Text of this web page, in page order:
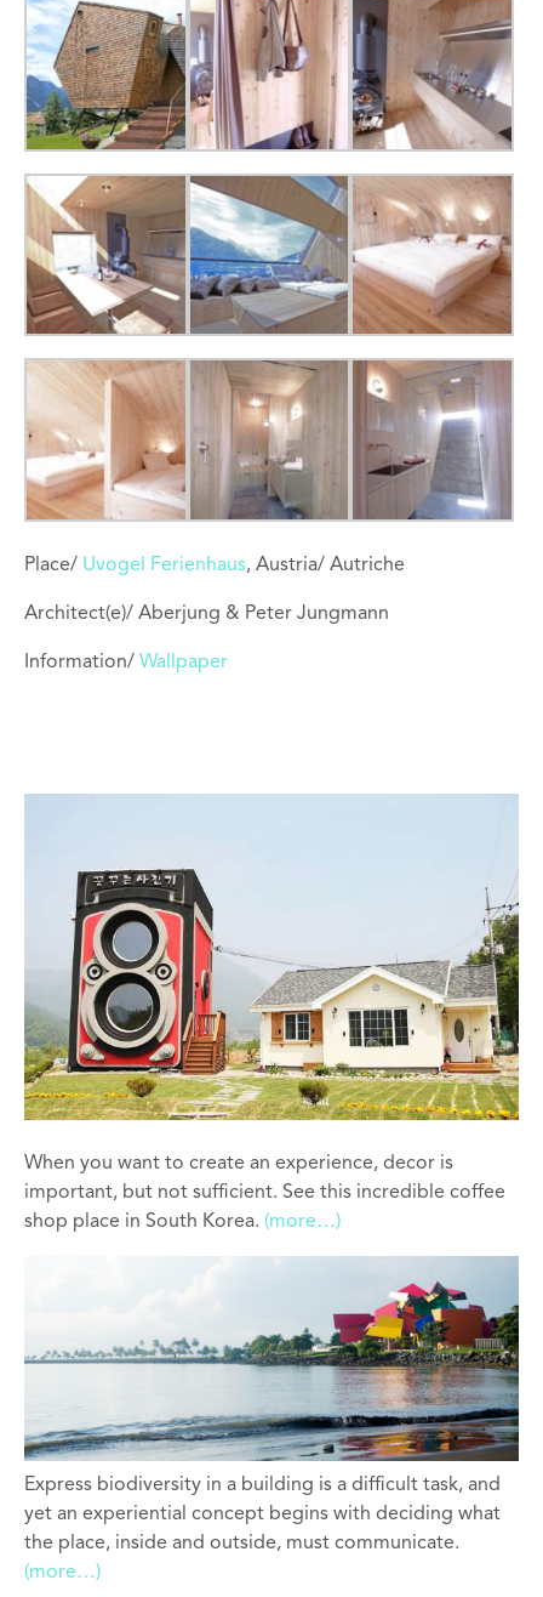
Place/ Uvogel Ferienhaus, Austria/ Autriche
Architect(e)/ Aberjung & Peter Jungmann
Information/ Wallpaper
When you want to create an experience, decor is
important, but not sufficient. See this incredible coffee
shop place in South Korea. (more…)
Express biodiversity in a building is a difficult task, and
yet an experiential concept begins with deciding what
the place, inside and outside, must communicate.
(more…)